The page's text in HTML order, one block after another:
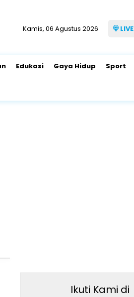
Kamis, 06 Agustus 2026 LIVE
Edukasi Gaya Hidup Sport
Ikuti Kami di